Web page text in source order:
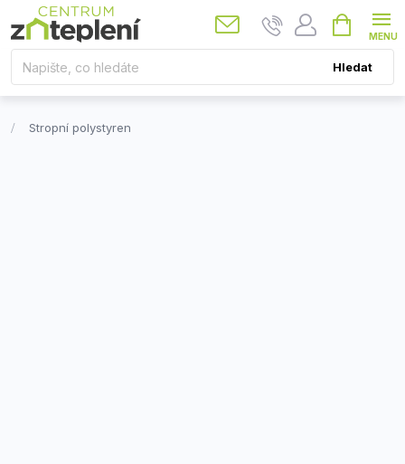
na
obsah
Hledat
Nákupní
košík
Stropní polystyren